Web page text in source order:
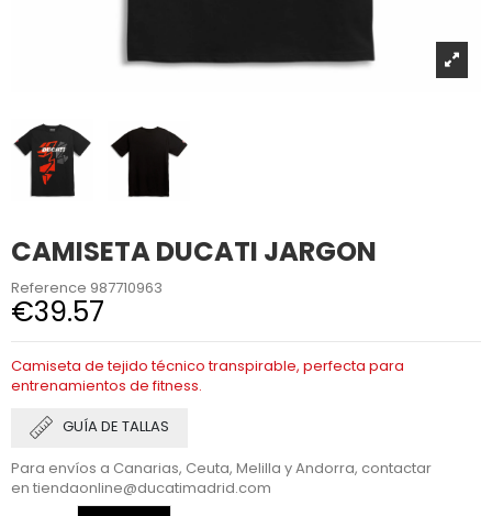
CAMISETA DUCATI JARGON
Reference 987710963
€39.57
Camiseta de tejido técnico transpirable, perfecta para
entrenamientos de fitness.
GUÍA DE TALLAS
Para envíos a Canarias, Ceuta, Melilla y Andorra, contactar
en tiendaonline@ducatimadrid.com